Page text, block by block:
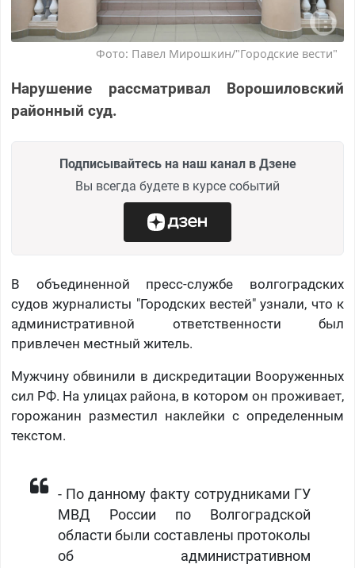
Фото: Павел Мирошкин/"Городские вести"
Нарушение рассматривал Ворошиловский
районный суд.
Подписывайтесь на наш канал в Дзене
Вы всегда будете в курсе событий
В объединенной пресс-службе волгоградских
судов журналисты "Городских вестей" узнали, что к
административной ответственности был
привлечен местный житель.
Мужчину обвинили в дискредитации Вооруженных
сил РФ. На улицах района, в котором он проживает,
горожанин разместил наклейки с определенным
текстом.
- По данному факту сотрудниками ГУ
МВД России по Волгоградской
области были составлены протоколы
об административном